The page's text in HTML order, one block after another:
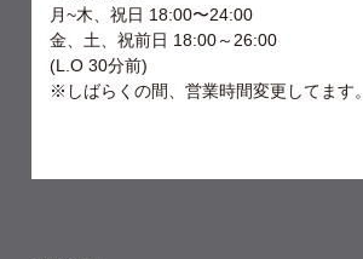
月~木、祝日 18:00〜24:00
金、土、祝前日 18:00～26:00
⁡(L.O 30分前)
※しばらくの間、営業時間変更してます。